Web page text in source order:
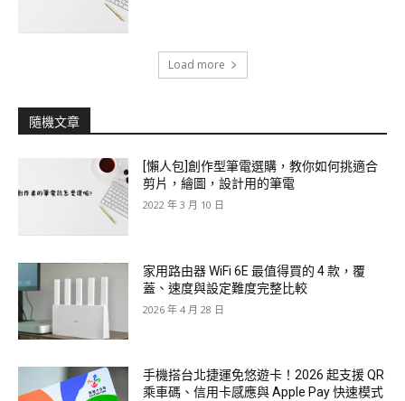
Load more
隨機文章
[懶人包]創作型筆電選購，教你如何挑適合
剪片，繪圖，設計用的筆電
2022 年 3 月 10 日
家用路由器 WiFi 6E 最值得買的 4 款，覆
蓋、速度與設定難度完整比較
2026 年 4 月 28 日
手機搭台北捷運免悠遊卡！2026 起支援 QR
乘車碼、信用卡感應與 Apple Pay 快速模式